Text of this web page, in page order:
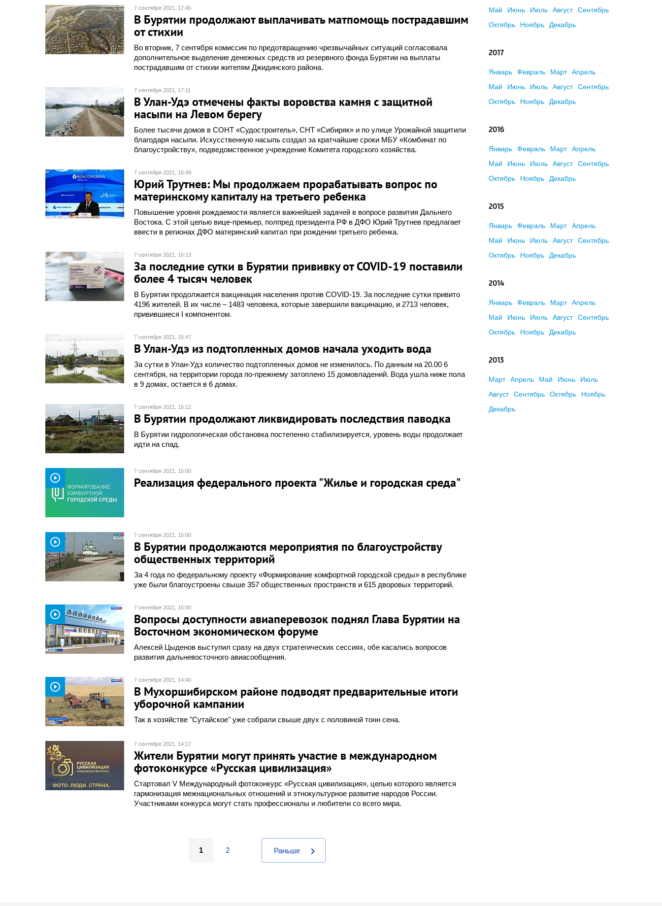
7 сентября 2021, 17:45
В Бурятии продолжают выплачивать матпомощь пострадавшим
от стихии
Во вторник, 7 сентября комиссия по предотвращению чрезвычайных ситуаций согласовала
дополнительное выделение денежных средств из резервного фонда Бурятии на выплаты
пострадавшим от стихии жителям Джидинского района.
7 сентября 2021, 17:11
В Улан-Удэ отмечены факты воровства камня с защитной
насыпи на Левом берегу
Более тысячи домов в СОНТ «Судостроитель», СНТ «Сибиряк» и по улице Урожайной защитили
благодаря насыпи. Искусственную насыпь создал за кратчайшие сроки МБУ «Комбинат по
благоустройству», подведомственное учреждение Комитета городского хозяйства.
7 сентября 2021, 16:49
Юрий Трутнев: Мы продолжаем прорабатывать вопрос по
материнскому капиталу на третьего ребенка
Повышение уровня рождаемости является важнейшей задачей в вопросе развития Дальнего
Востока. С этой целью вице-премьер, полпред президента РФ в ДФО Юрий Трутнев предлагает
ввести в регионах ДФО материнский капитал при рождении третьего ребенка.
7 сентября 2021, 16:13
За последние сутки в Бурятии прививку от COVID-19 поставили
более 4 тысяч человек
В Бурятии продолжается вакцинация населения против COVID-19. За последние сутки привито
4196 жителей. В их числе – 1483 человека, которые завершили вакцинацию, и 2713 человек,
привившиеся I компонентом.
7 сентября 2021, 15:47
В Улан-Удэ из подтопленных домов начала уходить вода
За сутки в Улан-Удэ количество подтопленных домов не изменилось. По данным на 20.00 6
сентября, на территории города по-прежнему затоплено 15 домовладений. Вода ушла ниже пола
в 9 домах, остается в 6 домах.
7 сентября 2021, 15:12
В Бурятии продолжают ликвидировать последствия паводка
В Бурятии гидрологическая обстановка постепенно стабилизируется, уровень воды продолжает
идти на спад.
play_circle_outline
7 сентября 2021, 15:00
Реализация федерального проекта "Жилье и городская среда"
play_circle_outline
7 сентября 2021, 15:00
В Бурятии продолжаются мероприятия по благоустройству
общественных территорий
За 4 года по федеральному проекту «Формирование комфортной городской среды» в республике
уже были благоустроены свыше 357 общественных пространств и 615 дворовых территорий.
play_circle_outline
7 сентября 2021, 15:00
Вопросы доступности авиаперевозок поднял Глава Бурятии на
Восточном экономическом форуме
Алексей Цыденов выступил сразу на двух стратегических сессиях, обе касались вопросов
развития дальневосточного авиасообщения.
play_circle_outline
7 сентября 2021, 14:40
В Мухоршибирском районе подводят предварительные итоги
уборочной кампании
Так в хозяйстве "Сутайское" уже собрали свыше двух с половиной тонн сена.
7 сентября 2021, 14:17
Жители Бурятии могут принять участие в международном
фотоконкурсе «Русская цивилизация»
Стартовал V Международный фотоконкурс «Русская цивилизация», целью которого является
гармонизация межнациональных отношений и этнокультурное развитие народов России.
Участниками конкурса могут стать профессионалы и любители со всего мира.
1 2 Раньше chevron_right
Май
Июнь Июль Август
Сентябрь
Октябрь
Ноябрь Декабрь
2017
Январь Февраль Март
Апрель
Май
Июнь Июль Август
Сентябрь
Октябрь
Ноябрь Декабрь
2016
Январь Февраль Март
Апрель
Май
Июнь Июль Август
Сентябрь
Октябрь
Ноябрь Декабрь
2015
Январь Февраль Март
Апрель
Май
Июнь Июль Август
Сентябрь
Октябрь
Ноябрь Декабрь
2014
Январь Февраль Март
Апрель
Май
Июнь Июль Август
Сентябрь
Октябрь
Ноябрь Декабрь
2013
Март Апрель Май Июнь
Июль
Август
Сентябрь Октябрь
Ноябрь
Декабрь